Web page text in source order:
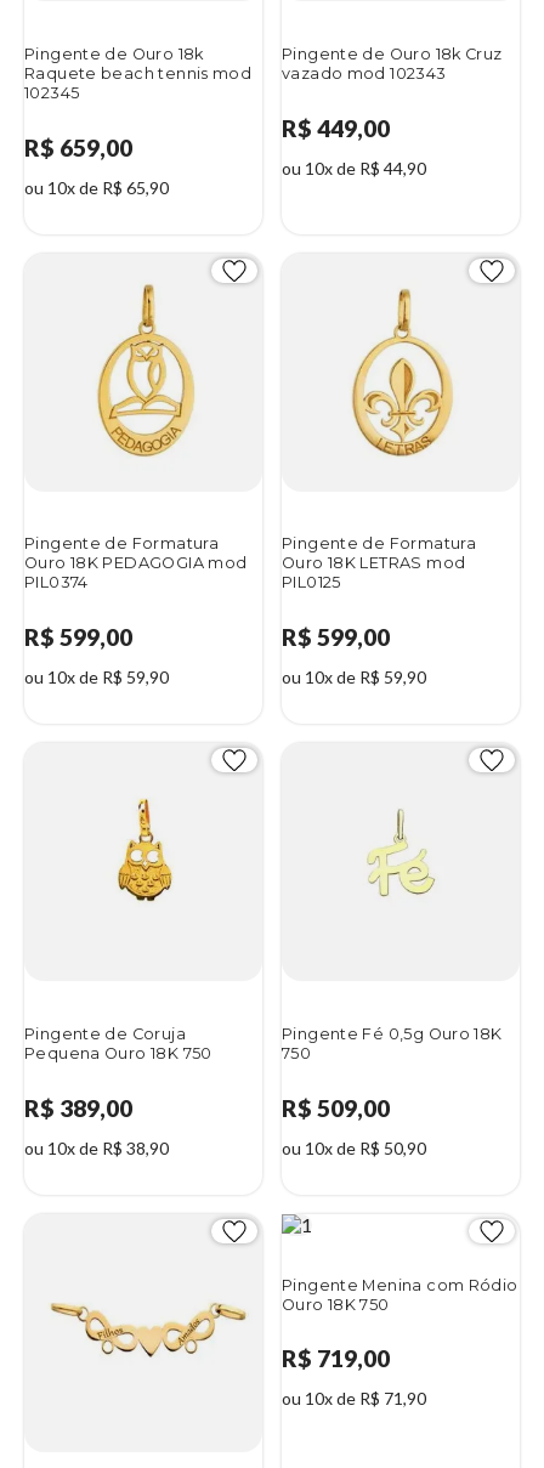
Pingente de Ouro 18k
Raquete beach tennis mod
102345
R$ 659,00
ou 10x de R$ 65,90
Pingente de Ouro 18k Cruz
vazado mod 102343
R$ 449,00
ou 10x de R$ 44,90
Pingente de Formatura
Ouro 18K PEDAGOGIA mod
PIL0374
R$ 599,00
ou 10x de R$ 59,90
Pingente de Formatura
Ouro 18K LETRAS mod
PIL0125
R$ 599,00
ou 10x de R$ 59,90
Pingente de Coruja
Pequena Ouro 18K 750
R$ 389,00
ou 10x de R$ 38,90
Pingente Fé 0,5g Ouro 18K
750
R$ 509,00
ou 10x de R$ 50,90
Pingente Menina com Ródio
Ouro 18K 750
R$ 719,00
ou 10x de R$ 71,90